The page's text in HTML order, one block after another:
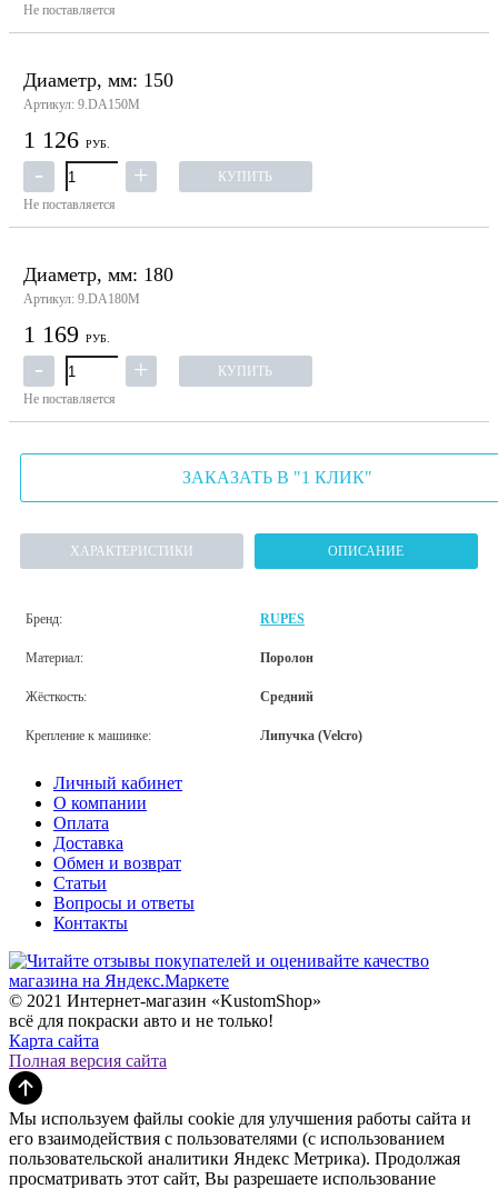
Не поставляется
Диаметр, мм: 150
Артикул: 9.DA150M
1 126 РУБ.
КУПИТЬ
Не поставляется
Диаметр, мм: 180
Артикул: 9.DA180M
1 169 РУБ.
КУПИТЬ
Не поставляется
ЗАКАЗАТЬ В "1 КЛИК"
ХАРАКТЕРИСТИКИ ОПИСАНИЕ
Бренд: RUPES
Материал: Поролон
Жёсткость: Средний
Крепление к машинке: Липучка (Velcro)
Личный кабинет
О компании
Оплата
Доставка
Обмен и возврат
Статьи
Вопросы и ответы
Контакты
© 2021 Интернет-магазин «KustomShop»
всё для покраски авто и не только!
Карта сайта
Полная версия сайта
Мы используем файлы cookie для улучшения работы сайта и
его взаимодействия с пользователями (с использованием
пользовательской аналитики Яндекс Метрика). Продолжая
просматривать этот сайт, Вы разрешаете использование